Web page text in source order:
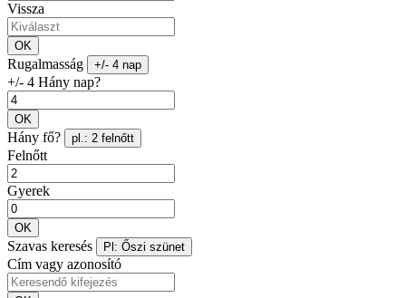
Vissza
OK
Rugalmasság +/- 4 nap
+/- 4 Hány nap?
OK
Hány fő? pl.: 2 felnőtt
Felnőtt
Gyerek
OK
Szavas keresés Pl: Őszi szünet
Cím vagy azonosító